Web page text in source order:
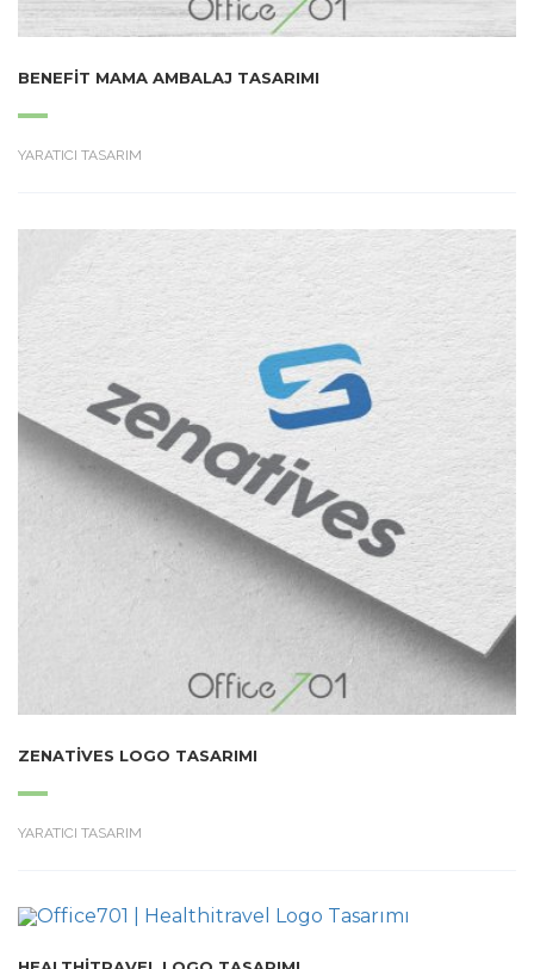
BENEFIT MAMA AMBALAJ TASARIMI
YARATICI TASARIM
ZENATIVES LOGO TASARIMI
YARATICI TASARIM